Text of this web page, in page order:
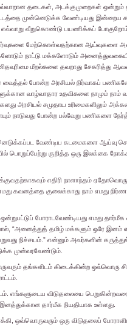
இவ்வாறான தடைகள், அடக்குமுறைகள்
முன்னெடுக்க வேண்டியது
எவ்வாறு வீறுகொண்டு பயணிக்கப் போகுறோம்
மேற்கொள்வதற்கான ஆய்வுகளை
நாட்டு மக்களோடும்
மீறல்களை தவறாது சேகரித்து
வைத்தல் போன்ற அரசியல் நிர்வாகப்
வாழ்வாதார உதவிகளை நாமும்
அரசியல் சமுதாய உரிமைகளிலும்
நாடுவது போன்ற பல்வேறு பணிகளை
வேண்டிய கடமைகளை ஆய்வு
பொறுப்பேற்று குறித்த ஒரு இலக்கை
எதிரி நாளாந்தம்
கவனத்தை குலைக்காது நாம் எமது
போராடவேண்டியது எமது
போல், “அனைத்துத் தமிழ் மக்களும் ஒரே இனம்
நிச்சயம்.” என்னும் அவர்களின்
முன்வரவேண்டும்.
தங்களிடம் கிடைக்கின்ற ஒவ்வொரு
எங்களுடைய விடுதலையை
தார்மீக நியதியாக உள்ளது.
ஒவ்வொருவரும் ஒரு விடுதலைப்